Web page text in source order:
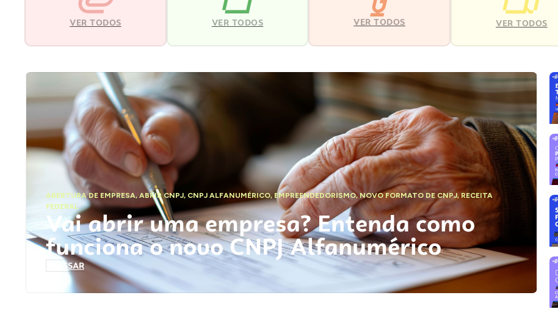
VER TODOS VER TODOS VER TODOS VER TODOS
ABERTURA DE EMPRESA,ABRIR CNPJ, CNPJ ALFANUMÉRICO, EMPREENDEDORISMO,NOVO FORMATO DE CNPJ,RECEITA
FEDERAL
Vai abrir uma empresa? Entenda como
funciona o novo CNPJ Alfanumérico
ACESSAR